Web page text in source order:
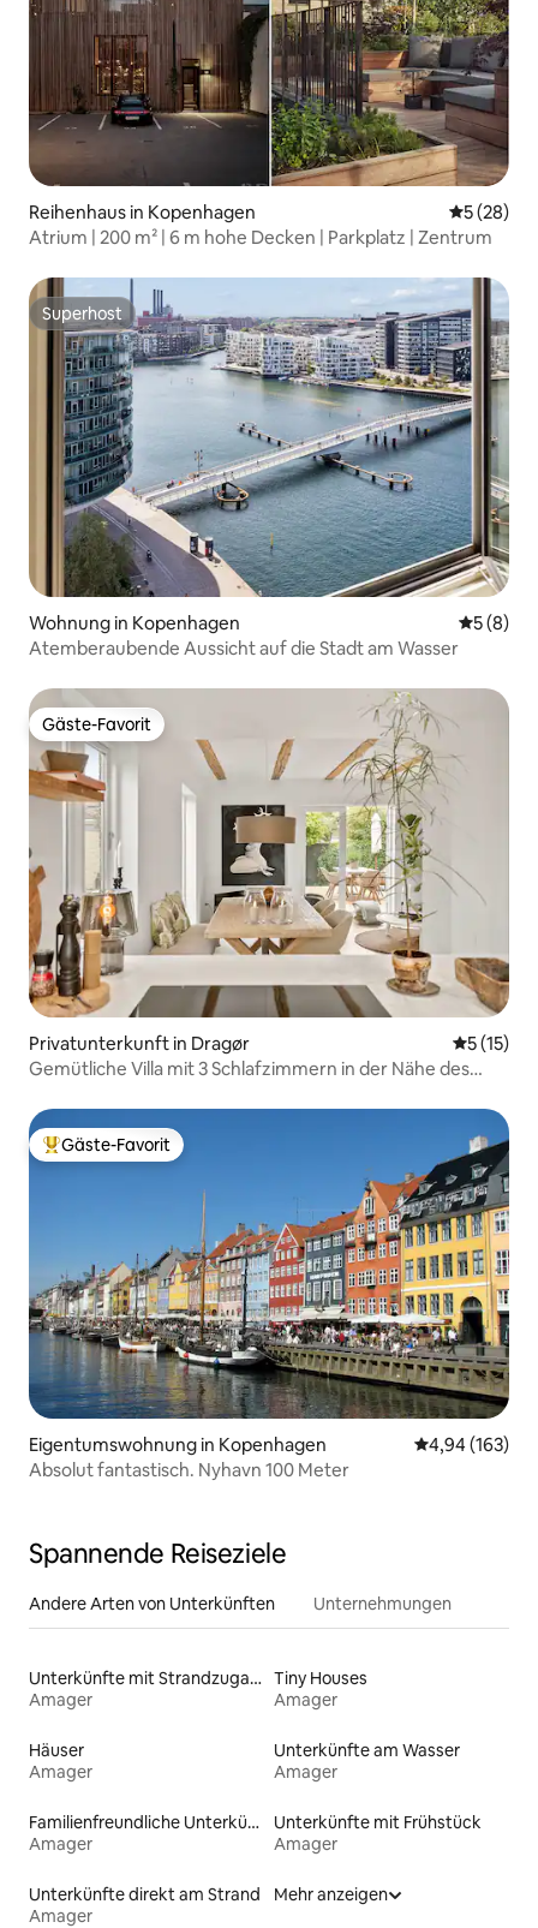
Reihenhaus in Kopenhagen
5 (28)
Atrium | 200 m² | 6 m hohe Decken | Parkplatz | Zentrum
Superhost
Superhost
Wohnung in Kopenhagen
5 (8)
Atemberaubende Aussicht auf die Stadt am Wasser
Gäste-Favorit
Gäste-Favorit
Privatunterkunft in Dragør
5 (15)
Gemütliche Villa mit 3 Schlafzimmern in der Nähe des
Beliebter Gäste-Favorit.
Gäste-Favorit
Eigentumswohnung in Kopenhagen
4,94 (163)
Absolut fantastisch. Nyhavn 100 Meter
Spannende Reiseziele
Andere Arten von Unterkünften Unternehmungen
Unterkünfte mit Strandzugang
Amager
Tiny Houses
Amager
Häuser
Amager
Unterkünfte am Wasser
Amager
Familienfreundliche Unterkünfte
Amager
Unterkünfte mit Frühstück
Amager
Unterkünfte direkt am Strand
Amager
Mehr anzeigen